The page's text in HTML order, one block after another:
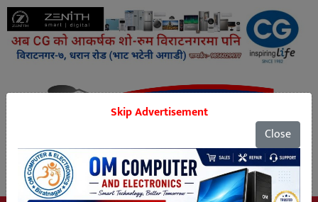
Skip Advertisement
Close